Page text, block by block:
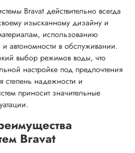
Bravat действительно всегда
изысканному дизайну и
использованию
и автономности в обслуживании.
выбор режимов воды, что
настройке под предпочтения
степень надежности и
приносит значительные
Bravat